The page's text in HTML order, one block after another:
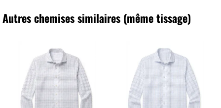
Autres chemises similaires (même tissage)